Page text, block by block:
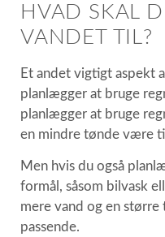
HVAD SKAL
VANDET TIL?
Et andet vigtigt aspekt
planlægger at bruge
planlægger at bruge
en mindre tønde være
Men hvis du også
formål, såsom bilvask
mere vand og en
passende.